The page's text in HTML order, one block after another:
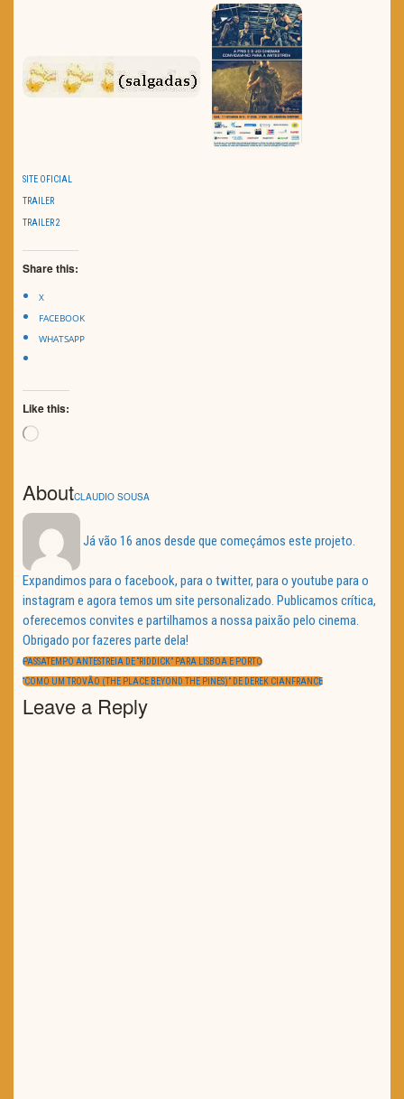
SITE OFICIAL
TRAILER
TRAILER 2
Share this:
X
FACEBOOK
WHATSAPP
Like this:
Loading…
AboutCLAUDIO SOUSA
Já vão 16 anos desde que começámos este projeto.
Expandimos para o facebook, para o twitter, para o youtube para o
instagram e agora temos um site personalizado. Publicamos crítica,
oferecemos convites e partilhamos a nossa paixão pelo cinema.
Obrigado por fazeres parte dela!
Navegação
de
artigos
PREVIOUS
POST:
PASSATEMPO ANTESTREIA DE “RIDDICK” PARA LISBOA E PORTO
NEXT
POST:
“COMO UM TROVÃO (THE PLACE BEYOND THE PINES)” DE DEREK CIANFRANCE
Leave a Reply